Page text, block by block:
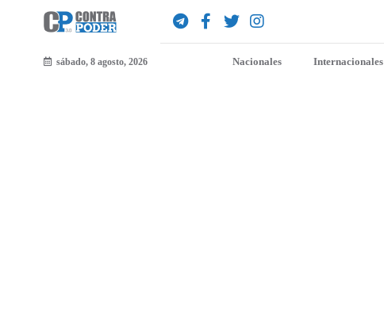
sábado, 8 agosto, 2026 Nacionales Internacionales